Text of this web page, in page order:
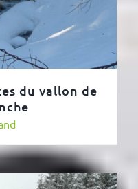
du vallon de